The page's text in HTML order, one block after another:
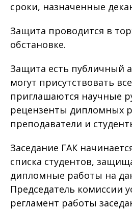
сроки, назначенные
Защита проводится в
обстановке.
Защита есть публичный
могут присутствовать
приглашаются научные
рецензенты дипломных
преподаватели и
Заседание ГАК
списка студентов,
дипломные работы на
Председатель комиссии
регламент работы